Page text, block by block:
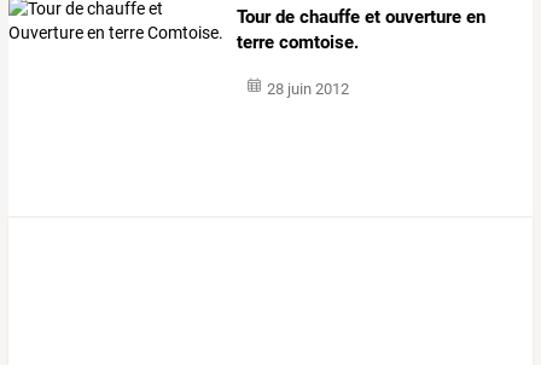
Tour de chauffe et ouverture en
terre comtoise.
28 juin 2012